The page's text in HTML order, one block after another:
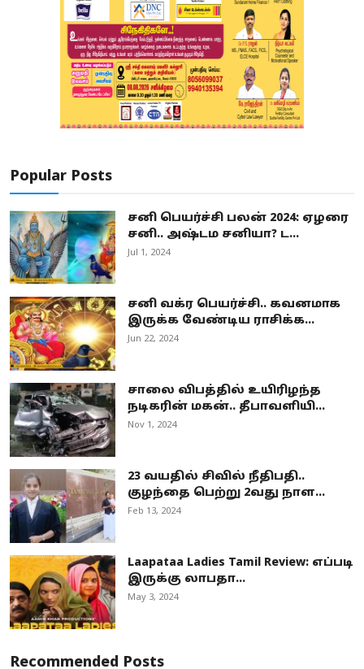
Popular Posts
சனி பெயர்ச்சி பலன் 2024: ஏழரை
சனி.. அஷ்டம சனியா? ட...
Jul 1, 2024
சனி வக்ர பெயர்ச்சி.. கவனமாக
இருக்க வேண்டிய ராசிக்க...
Jun 22, 2024
சாலை விபத்தில் உயிரிழந்த
நடிகரின் மகன்.. தீபாவளியி...
Nov 1, 2024
23 வயதில் சிவில் நீதிபதி..
குழந்தை பெற்று 2வது நாள...
Feb 13, 2024
Laapataa Ladies Tamil Review: எப்படி
இருக்கு லாபதா...
May 3, 2024
Recommended Posts